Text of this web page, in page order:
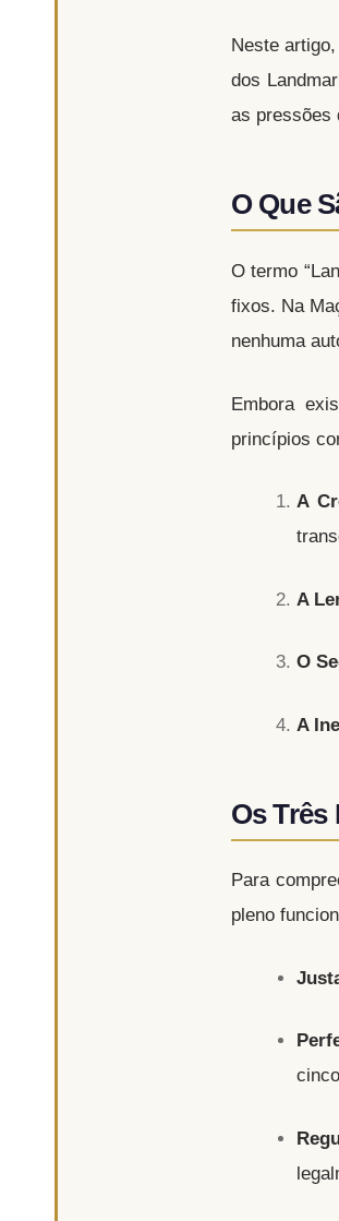
Neste
dos
as pressões
O Que
O termo
fixos. Na
nenhuma
Embora
princípios
A
A
O
A
Os Três
Para
pleno